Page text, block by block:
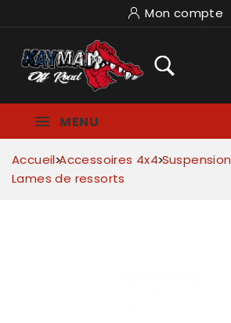
Mon compte
MENU
Accueil Accessoires 4x4 Suspension
Lames de ressorts